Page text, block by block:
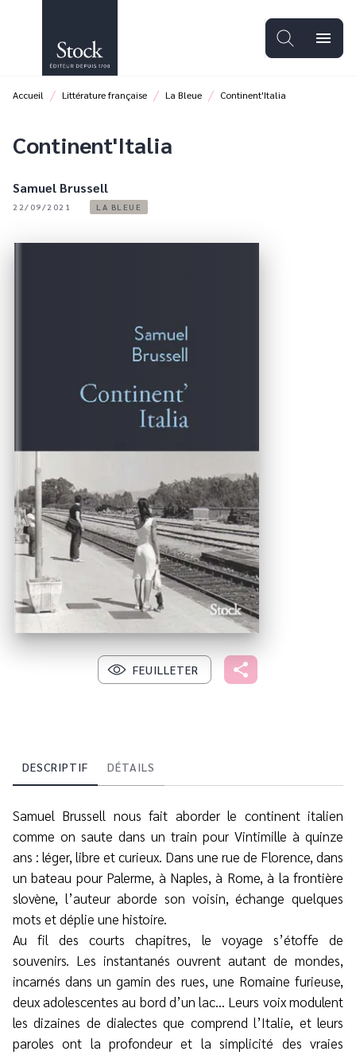
PIED DE PAGE
menu
Accueil / Littérature française / La Bleue / Continent'Italia
Continent'Italia
Samuel Brussell
22/09/2021 LA BLEUE
FEUILLETER
DESCRIPTIF DÉTAILS
Samuel Brussell nous fait aborder le continent italien
comme on saute dans un train pour Vintimille à quinze
ans : léger, libre et curieux. Dans une rue de Florence, dans
un bateau pour Palerme, à Naples, à Rome, à la frontière
slovène, l’auteur aborde son voisin, échange quelques
mots et déplie une histoire.
Au fil des courts chapitres, le voyage s’étoffe de
souvenirs. Les instantanés ouvrent autant de mondes,
incarnés dans un gamin des rues, une Romaine furieuse,
deux adolescentes au bord d’un lac… Leurs voix modulent
les dizaines de dialectes que comprend l’Italie, et leurs
paroles ont la profondeur et la simplicité des vraies